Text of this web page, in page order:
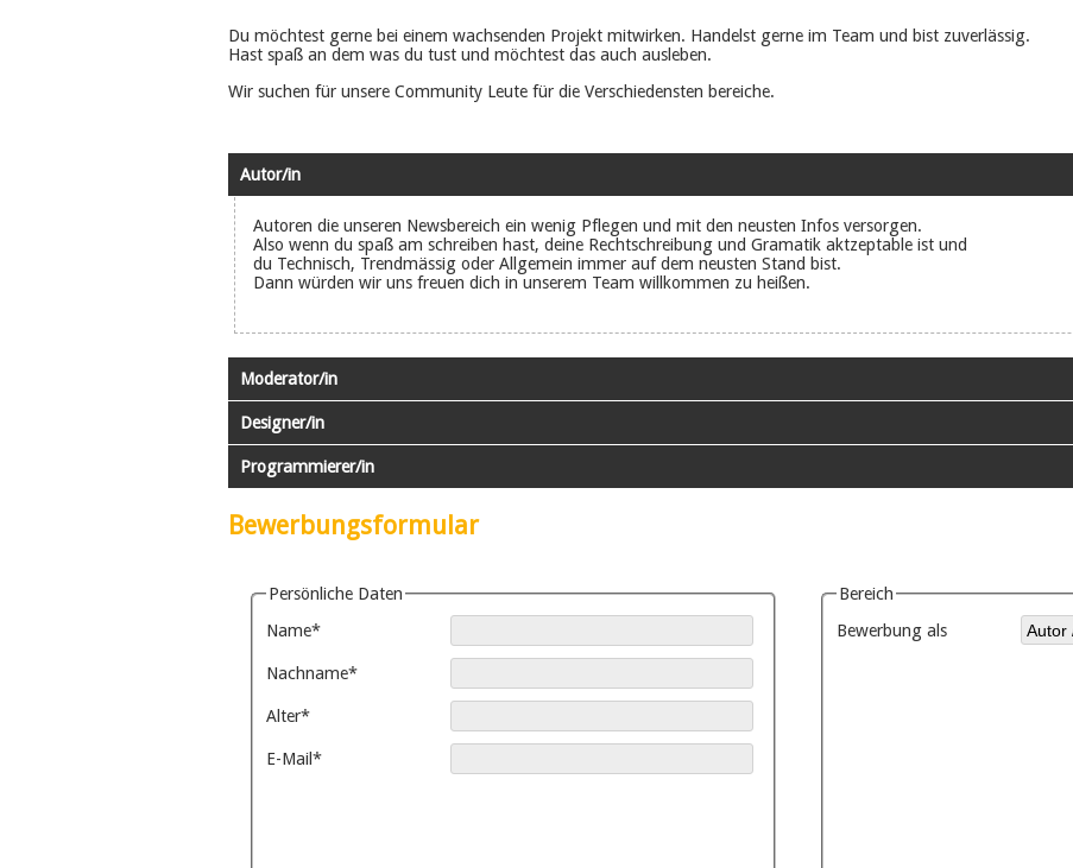
Du möchtest gerne bei einem wachsenden Projekt mitwirken. Handelst gerne im Team und bist zuverlässig.
Hast spaß an dem was du tust und möchtest das auch ausleben.
Wir suchen für unsere Community Leute für die Verschiedensten bereiche.
Autor/in
Autoren die unseren Newsbereich ein wenig Pflegen und mit den neusten Infos versorgen.
Also wenn du spaß am schreiben hast, deine Rechtschreibung und Gramatik aktzeptable ist und
du Technisch, Trendmässig oder Allgemein immer auf dem neusten Stand bist.
Dann würden wir uns freuen dich in unserem Team willkommen zu heißen.
Moderator/in
Designer/in
Programmierer/in
Bewerbungsformular
Persönliche Daten
Pflichtfeld
Name*
Pflichtfeld
Nachname*
Pflichtfeld
Alter*
Pflichtfeld
E-Mail*
Bereich
Bewerbung als